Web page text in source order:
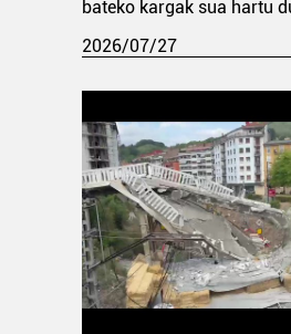
bateko kargak sua hartu
2026/07/27